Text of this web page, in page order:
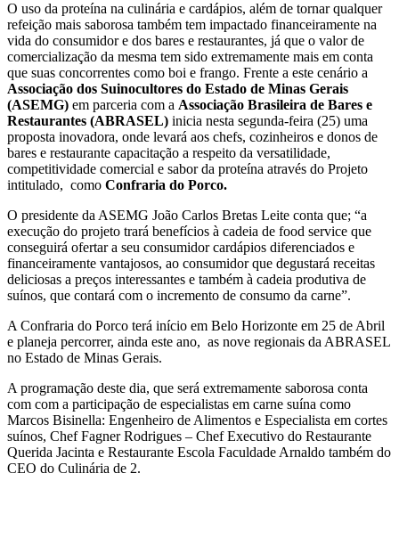
O uso da proteína na culinária e cardápios, além de tornar qualquer
refeição mais saborosa também tem impactado financeiramente na
vida do consumidor e dos bares e restaurantes, já que o valor de
comercialização da mesma tem sido extremamente mais em conta
que suas concorrentes como boi e frango. Frente a este cenário a
Associação dos Suinocultores do Estado de Minas Gerais
(ASEMG) em parceria com a Associação Brasileira de Bares e
Restaurantes (ABRASEL) inicia nesta segunda-feira (25) uma
proposta inovadora, onde levará aos chefs, cozinheiros e donos de
bares e restaurante capacitação a respeito da versatilidade,
competitividade comercial e sabor da proteína através do Projeto
intitulado, como Confraria do Porco.
O presidente da ASEMG João Carlos Bretas Leite conta que; “a
execução do projeto trará benefícios à cadeia de food service que
conseguirá ofertar a seu consumidor cardápios diferenciados e
financeiramente vantajosos, ao consumidor que degustará receitas
deliciosas a preços interessantes e também à cadeia produtiva de
suínos, que contará com o incremento de consumo da carne”.
A Confraria do Porco terá início em Belo Horizonte em 25 de Abril
e planeja percorrer, ainda este ano, as nove regionais da ABRASEL
no Estado de Minas Gerais.
A programação deste dia, que será extremamente saborosa conta
com com a participação de especialistas em carne suína como
Marcos Bisinella: Engenheiro de Alimentos e Especialista em cortes
suínos, Chef Fagner Rodrigues – Chef Executivo do Restaurante
Querida Jacinta e Restaurante Escola Faculdade Arnaldo também do
CEO do Culinária de 2.